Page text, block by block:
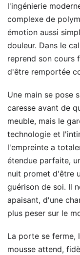
l'ingénierie
complexe de
émotion aussi
douleur. Dans le
reprend son cours
d'être remportée
Une main se pose
caresse avant de
meuble, mais le
technologie et
l'empreinte a
étendue parfaite,
nuit promet d'être
guérison de soi. Il
apaisant, d'une
plus peser sur le
La porte se ferme,
mousse attend,